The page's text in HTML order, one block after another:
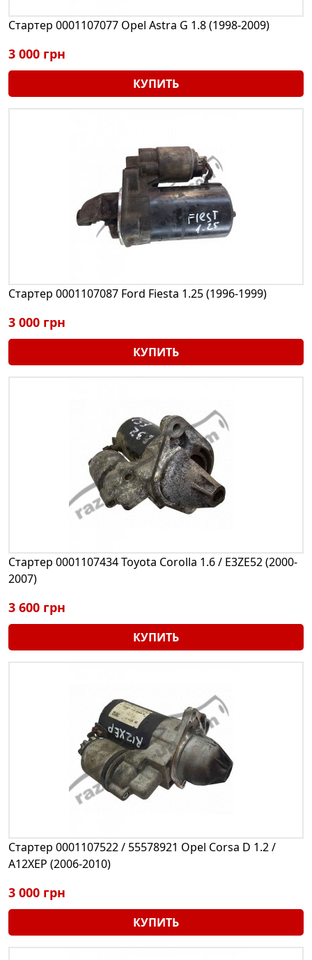
Стартер 0001107077 Opel Astra G 1.8 (1998-2009)
3 000 грн
КУПИТЬ
Стартер 0001107087 Ford Fiesta 1.25 (1996-1999)
3 000 грн
КУПИТЬ
Стартер 0001107434 Toyota Corolla 1.6 / E3ZE52 (2000-
2007)
3 600 грн
КУПИТЬ
Стартер 0001107522 / 55578921 Opel Corsa D 1.2 /
A12XEP (2006-2010)
3 000 грн
КУПИТЬ